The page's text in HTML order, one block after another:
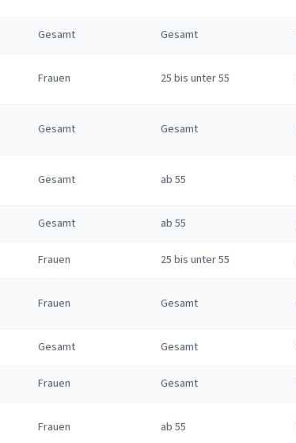
Gesamt Gesamt
Frauen 25 bis unter 55
Gesamt Gesamt
Gesamt ab 55
Gesamt ab 55
Frauen 25 bis unter 55
Frauen Gesamt
Gesamt Gesamt
Frauen Gesamt
Frauen ab 55